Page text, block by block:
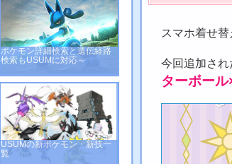
ポケモン詳細検索と遺伝経路
検索もUSUMに対応～
USUMの新ポケモン・新技一
覧
スマホ着せ替
今回追加され
ターボール